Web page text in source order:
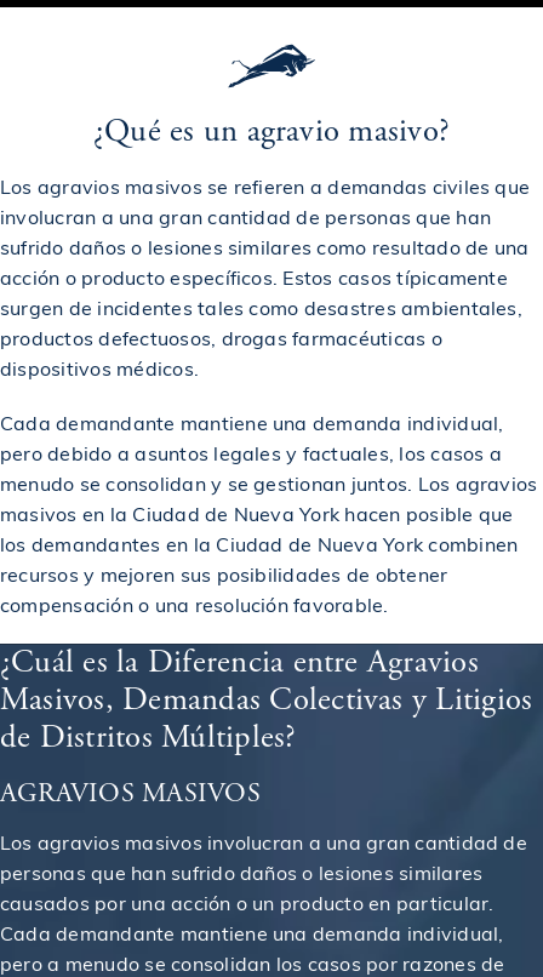
¿Qué es un agravio masivo?
Los agravios masivos se refieren a demandas civiles que
involucran a una gran cantidad de personas que han
sufrido daños o lesiones similares como resultado de una
acción o producto específicos. Estos casos típicamente
surgen de incidentes tales como desastres ambientales,
productos defectuosos, drogas farmacéuticas o
dispositivos médicos.
Cada demandante mantiene una demanda individual,
pero debido a asuntos legales y factuales, los casos a
menudo se consolidan y se gestionan juntos. Los agravios
masivos en la Ciudad de Nueva York hacen posible que
los demandantes en la Ciudad de Nueva York combinen
recursos y mejoren sus posibilidades de obtener
compensación o una resolución favorable.
¿Cuál es la Diferencia entre Agravios
Masivos, Demandas Colectivas y Litigios
de Distritos Múltiples?
AGRAVIOS MASIVOS
Los agravios masivos involucran a una gran cantidad de
personas que han sufrido daños o lesiones similares
causados por una acción o un producto en particular.
Cada demandante mantiene una demanda individual,
pero a menudo se consolidan los casos por razones de
Acuerdo para un trabajador lesionado en un
accidente de construcción
$3,500,000
construcción
$3,500,000 Otorgado a víctima de accidente de camión
$3,710,000 Otorgado a una víctima de un incidente de tiroteo
$3,750,000 Otorgado en un caso de accidente de construcción
$4,000,000 Acuerdo por un accidente de tropezón y caída
$4,000,000 Acuerdo en un caso de un conductor de camión
$4,000,000 Acuerdo en un caso de accidente de construcción
$4,010,000
Se otorga veredicto a víctima en caso de abuso
$4,100,000 Acuerdo en un caso de accidente de construcción